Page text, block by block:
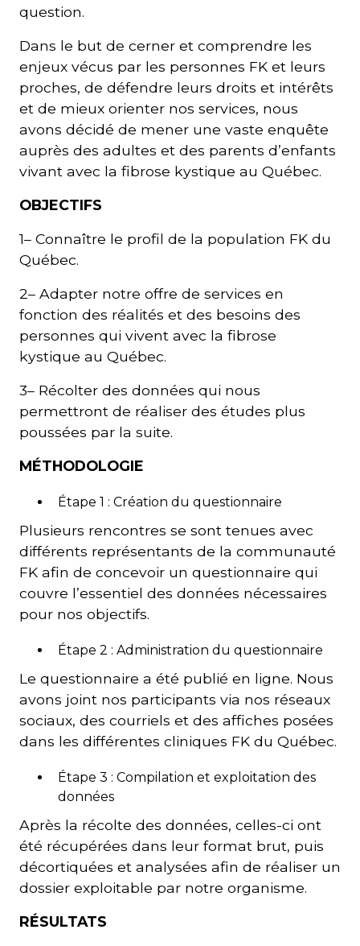
question.
Dans le but de cerner et comprendre les
enjeux vécus par les personnes FK et leurs
proches, de défendre leurs droits et intérêts
et de mieux orienter nos services, nous
avons décidé de mener une vaste enquête
auprès des adultes et des parents d’enfants
vivant avec la fibrose kystique au Québec.
OBJECTIFS
1– Connaître le profil de la population FK du
Québec.
2– Adapter notre offre de services en
fonction des réalités et des besoins des
personnes qui vivent avec la fibrose
kystique au Québec.
3– Récolter des données qui nous
permettront de réaliser des études plus
poussées par la suite.
MÉTHODOLOGIE
Étape 1 : Création du questionnaire
Plusieurs rencontres se sont tenues avec
différents représentants de la communauté
FK afin de concevoir un questionnaire qui
couvre l’essentiel des données nécessaires
pour nos objectifs.
Étape 2 : Administration du questionnaire
Le questionnaire a été publié en ligne. Nous
avons joint nos participants via nos réseaux
sociaux, des courriels et des affiches posées
dans les différentes cliniques FK du Québec.
Étape 3 : Compilation et exploitation des
données
Après la récolte des données, celles-ci ont
été récupérées dans leur format brut, puis
décortiquées et analysées afin de réaliser un
dossier exploitable par notre organisme.
RÉSULTATS